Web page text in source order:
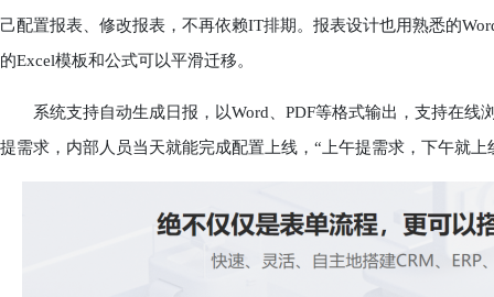
己配置报表、修改报表，不再依赖IT排期。报表设计也用熟悉的
的Excel模板和公式可以平滑迁移。
系统支持自动生成日报，以Word、PDF等格式输出，支持在线
提需求，内部人员当天就能完成配置上线，“上午提需求，下午就